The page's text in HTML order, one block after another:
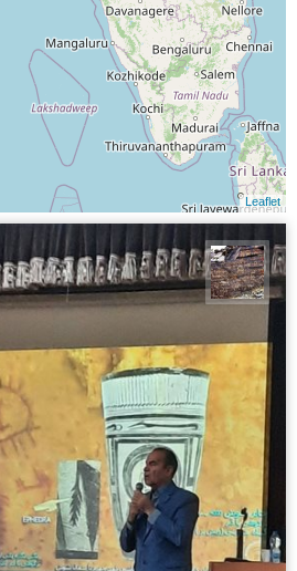
Leaflet
محمد ناصری فرد